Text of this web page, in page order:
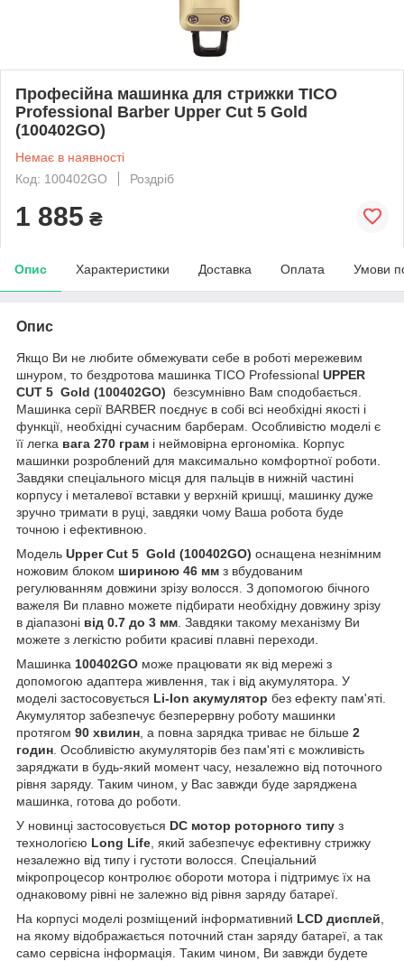
Професійна машинка для стрижки TICO
Professional Barber Upper Cut 5 Gold
(100402GO)
Немає в наявності
Код: 100402GO
Роздріб
1 885 ₴
Опис Характеристики Доставка Оплата Умови
Опис
Якщо Ви не любите обмежувати себе в роботі мережевим
шнуром, то бездротова машинка TICO Professional UPPER
CUT 5 Gold (100402GO) безсумнівно Вам сподобається.
Машинка серії BARBER поєднує в собі всі необхідні якості і
функції, необхідні сучасним барберам. Особливістю моделі є
її легка вага 270 грам і неймовірна ергономіка. Корпус
машинки розроблений для максимально комфортної роботи.
Завдяки спеціального місця для пальців в нижній частині
корпусу і металевої вставки у верхній кришці, машинку дуже
зручно тримати в руці, завдяки чому Ваша робота буде
точною і ефективною.
Модель Upper Cut 5 Gold (100402GO) оснащена незнімним
ножовим блоком шириною 46 мм з вбудованим
регулюванням довжини зрізу волосся. З допомогою бічного
важеля Ви плавно можете підбирати необхідну довжину зрізу
в діапазоні від 0.7 до 3 мм . Завдяки такому механізму Ви
можете з легкістю робити красиві плавні переходи.
Машинка 100402GO може працювати як від мережі з
допомогою адаптера живлення, так і від акумулятора. У
моделі застосовується Li-Ion акумулятор без ефекту пам'яті.
Акумулятор забезпечує безперервну роботу машинки
протягом 90 хвилин , а повна зарядка триває не більше 2
годин . Особливістю акумуляторів без пам'яті є можливість
заряджати в будь-який момент часу, незалежно від поточного
рівня заряду. Таким чином, у Вас завжди буде заряджена
машинка, готова до роботи.
У новинці застосовується DC мотор роторного типу з
технологією Long Life , який забезпечує ефективну стрижку
незалежно від типу і густоти волосся. Спеціальний
мікропроцесор контролює обороти мотора і підтримує їх на
однаковому рівні не залежно від рівня заряду батареї.
На корпусі моделі розміщений інформативний LCD дисплей
на якому відображається поточний стан заряду батареї, а так
само сервісна інформація. Таким чином, Ви завжди будете